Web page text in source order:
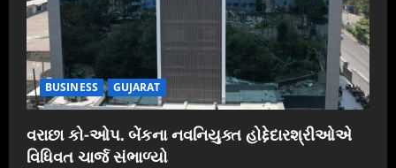
BUSINESS GUJARAT
વરાછા કો-ઓપ. બેંકના નવનિયુક્ત હોદ્દેદારશ્રીઓએ
વિધિવત ચાર્જ સંભાળ્યો